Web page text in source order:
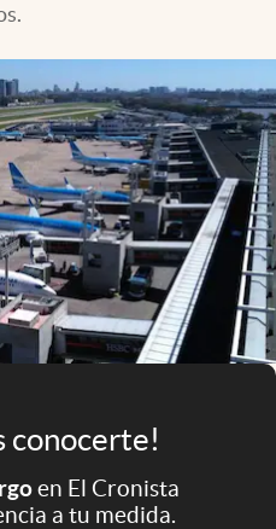
conocerte!
en El Cronista
a tu medida.